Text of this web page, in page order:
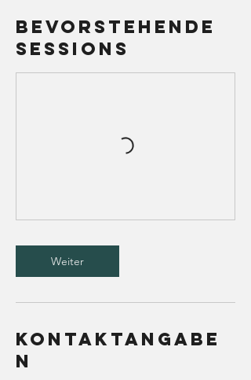
Bevorstehende
Sessions
Weiter
Kontaktangabe
n